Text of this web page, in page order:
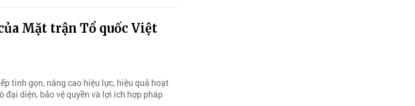
Mặt trận Tổ quốc Việt
tinh gọn, nâng cao hiệu lực, hiệu quả hoạt
đại diện, bảo vệ quyền và lợi ích hợp pháp